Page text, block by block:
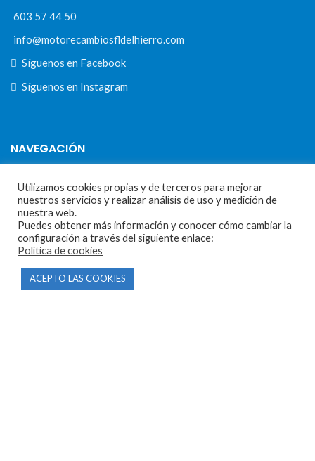
603 57 44 50
info@motorecambiosfldelhierro.com
Síguenos en Facebook
Síguenos en Instagram
NAVEGACIÓN
Tienda
Tasamos tu moto
Contacto
Utilizamos cookies propias y de terceros para mejorar
nuestros servicios y realizar análisis de uso y medición de
nuestra web.
Puedes obtener más información y conocer cómo cambiar la
configuración a través del siguiente enlace:
Política de cookies
ACEPTO LAS COOKIES